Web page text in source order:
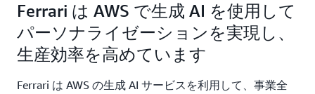
Ferrari は AWS で生成 AI を使用して
パーソナライゼーションを実現し、
生産効率を高めています
Ferrari は AWS の生成 AI サービスを利用して、事業全